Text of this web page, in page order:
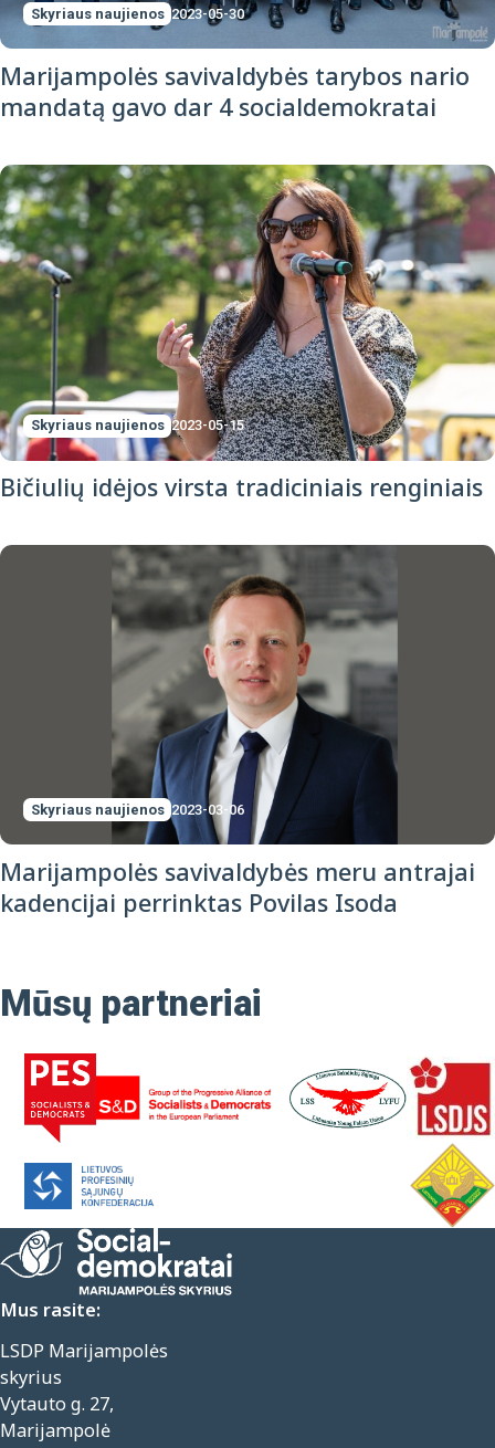
Skyriaus naujienos 2023-05-30
Marijampolės savivaldybės tarybos nario
mandatą gavo dar 4 socialdemokratai
Skyriaus naujienos 2023-05-15
Bičiulių idėjos virsta tradiciniais renginiais
Skyriaus naujienos 2023-03-06
Marijampolės savivaldybės meru antrajai
kadencijai perrinktas Povilas Isoda
Mūsų partneriai
Mus rasite:
LSDP Marijampolės
skyrius
Vytauto g. 27,
Marijampolė